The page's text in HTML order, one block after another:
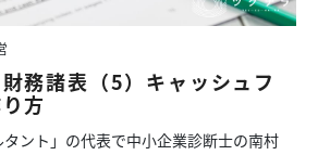
務諸表（5）キャッシュフ
方
タント」の代表で中小企業診断士の南村